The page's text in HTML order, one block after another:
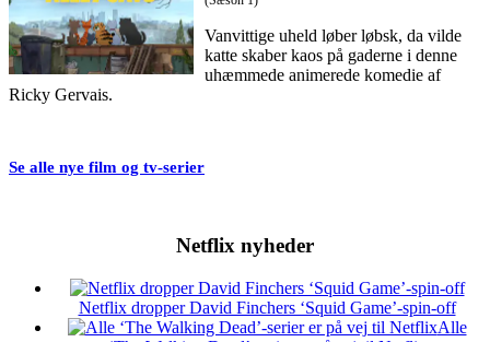
Vanvittige uheld løber løbsk, da vilde
katte skaber kaos på gaderne i denne
uhæmmede animerede komedie af
Ricky Gervais.
Se alle nye film og tv-serier
Netflix nyheder
Netflix dropper David Finchers ‘Squid Game’-spin-off
Alle